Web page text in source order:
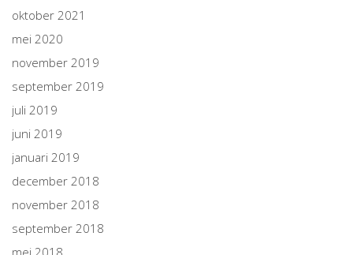
oktober 2021
mei 2020
november 2019
september 2019
juli 2019
juni 2019
januari 2019
december 2018
november 2018
september 2018
mei 2018